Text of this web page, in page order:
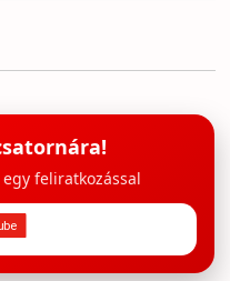
feliratkozással